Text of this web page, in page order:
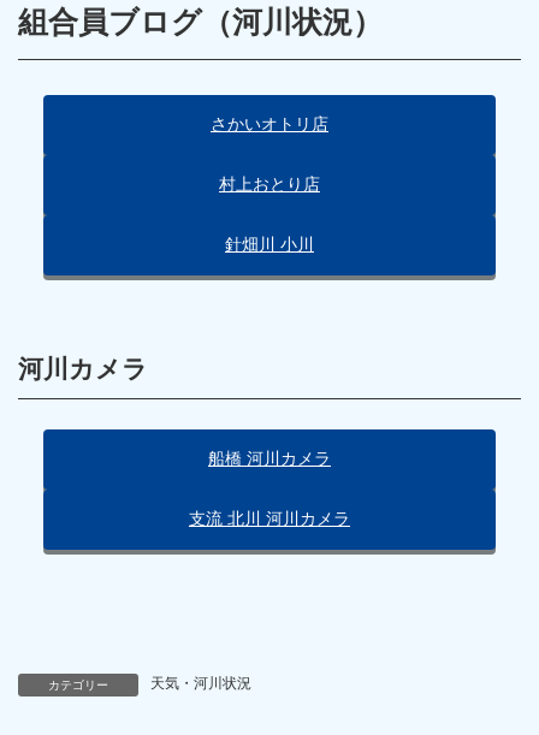
組合員ブログ（河川状況）
さかいオトリ店
村上おとり店
針畑川 小川
河川カメラ
船橋 河川カメラ
支流 北川 河川カメラ
カテゴリー 天気・河川状況